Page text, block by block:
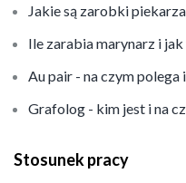
Jakie są zarobki
Ile zarabia marynarz i
Au pair - na czym
Grafolog - kim jest i na
Stosunek pracy